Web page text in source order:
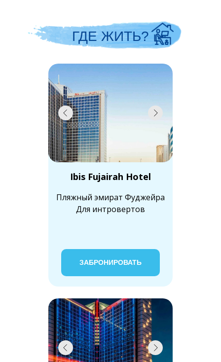
Арабские
ГДЕ ЖИТЬ?
Ibis Fujairah Hotel
Пляжный эмират Фуджейра
Для интровертов
ЗАБРОНИРОВАТЬ